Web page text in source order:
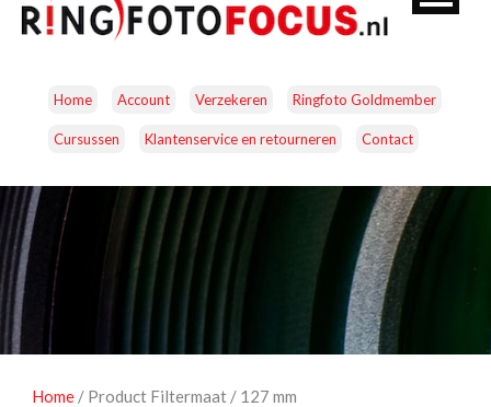
Home Account Verzekeren Ringfoto Goldmember
Cursussen Klantenservice en retourneren Contact
CAMERA’S OBJECTIEVEN ACCESSOIRES
NATUUROBSERVATIE
STUDIOFOTOGRAFIE
Home / Product Filtermaat / 127 mm